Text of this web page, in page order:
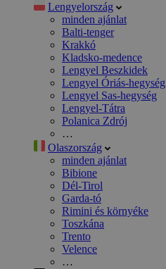
Lengyelország
minden ajánlat
Balti-tenger
Krakkó
Kladsko-medence
Lengyel Beszkidek
Lengyel Óriás-hegység
Lengyel Sas-hegység
Lengyel-Tátra
Polanica Zdrój
…
Olaszország
minden ajánlat
Bibione
Dél-Tirol
Garda-tó
Rimini és környéke
Toszkána
Trento
Velence
…